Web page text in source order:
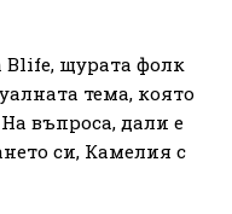
щурата фолк
тема, която
въпроса, дали е
си, Камелия с